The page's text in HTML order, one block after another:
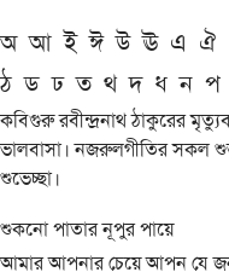
অ আ ই ঈ উ ঊ এ ঐ
ঠ ড ঢ ত থ দ ধ ন প
কবিগুরু রবীন্দ্রনাথ ঠাকুরের
ভালবাসা। নজরুলগীতির সকল
শুভেচ্ছা।
শুকনো পাতার নূপুর পায়ে
আমার আপনার চেয়ে আপন যে